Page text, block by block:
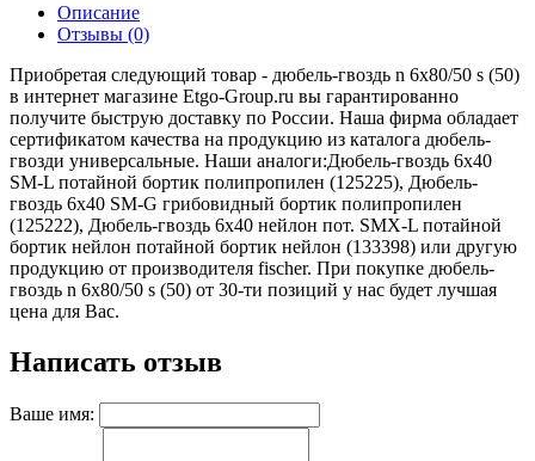
Описание
Отзывы (0)
Приобретая следующий товар - дюбель-гвоздь n 6х80/50 s (50)
в интернет магазине Etgo-Group.ru вы гарантированно
получите быструю доставку по России. Наша фирма обладает
сертификатом качества на продукцию из каталога дюбель-
гвозди универсальные. Наши аналоги:Дюбель-гвоздь 6х40
SM-L потайной бортик полипропилен (125225), Дюбель-
гвоздь 6х40 SM-G грибовидный бортик полипропилен
(125222), Дюбель-гвоздь 6х40 нейлон пот. SMX-L потайной
бортик нейлон потайной бортик нейлон (133398) или другую
продукцию от производителя fischer. При покупке дюбель-
гвоздь n 6х80/50 s (50) от 30-ти позиций у нас будет лучшая
цена для Вас.
Написать отзыв
Ваше имя: